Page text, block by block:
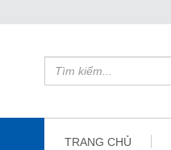
TRANG CHỦ